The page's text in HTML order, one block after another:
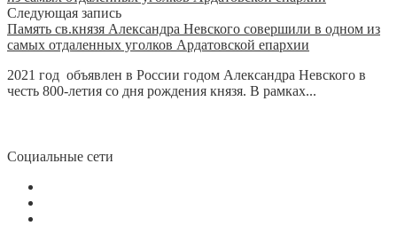
Следующая запись
Память св.князя Александра Невского совершили в одном из
самых отдаленных уголков Ардатовской епархии
2021 год объявлен в России годом Александра Невского в
честь 800-летия со дня рождения князя. В рамках...
Социальные сети